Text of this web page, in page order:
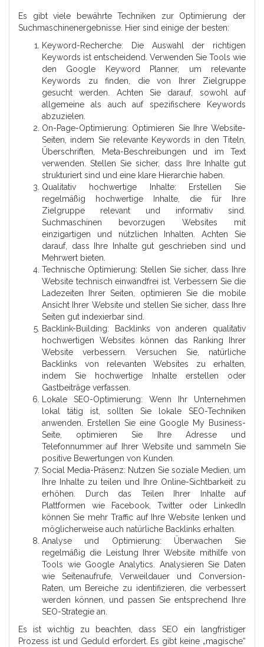
Es gibt viele bewährte Techniken zur Optimierung der
Suchmaschinenergebnisse. Hier sind einige der besten:
Keyword-Recherche: Die Auswahl der richtigen
Keywords ist entscheidend. Verwenden Sie Tools wie
den Google Keyword Planner, um relevante
Keywords zu finden, die von Ihrer Zielgruppe
gesucht werden. Achten Sie darauf, sowohl auf
allgemeine als auch auf spezifischere Keywords
abzuzielen.
On-Page-Optimierung: Optimieren Sie Ihre Website-
Seiten, indem Sie relevante Keywords in den Titeln,
Überschriften, Meta-Beschreibungen und im Text
verwenden. Stellen Sie sicher, dass Ihre Inhalte gut
strukturiert sind und eine klare Hierarchie haben.
Qualitativ hochwertige Inhalte: Erstellen Sie
regelmäßig hochwertige Inhalte, die für Ihre
Zielgruppe relevant und informativ sind.
Suchmaschinen bevorzugen Websites mit
einzigartigen und nützlichen Inhalten. Achten Sie
darauf, dass Ihre Inhalte gut geschrieben sind und
Mehrwert bieten.
Technische Optimierung: Stellen Sie sicher, dass Ihre
Website technisch einwandfrei ist. Verbessern Sie die
Ladezeiten Ihrer Seiten, optimieren Sie die mobile
Ansicht Ihrer Website und stellen Sie sicher, dass Ihre
Seiten gut indexierbar sind.
Backlink-Building: Backlinks von anderen qualitativ
hochwertigen Websites können das Ranking Ihrer
Website verbessern. Versuchen Sie, natürliche
Backlinks von relevanten Websites zu erhalten,
indem Sie hochwertige Inhalte erstellen oder
Gastbeiträge verfassen.
Lokale SEO-Optimierung: Wenn Ihr Unternehmen
lokal tätig ist, sollten Sie lokale SEO-Techniken
anwenden. Erstellen Sie eine Google My Business-
Seite, optimieren Sie Ihre Adresse und
Telefonnummer auf Ihrer Website und sammeln Sie
positive Bewertungen von Kunden.
Social Media-Präsenz: Nutzen Sie soziale Medien, um
Ihre Inhalte zu teilen und Ihre Online-Sichtbarkeit zu
erhöhen. Durch das Teilen Ihrer Inhalte auf
Plattformen wie Facebook, Twitter oder LinkedIn
können Sie mehr Traffic auf Ihre Website lenken und
möglicherweise auch natürliche Backlinks erhalten.
Analyse und Optimierung: Überwachen Sie
regelmäßig die Leistung Ihrer Website mithilfe von
Tools wie Google Analytics. Analysieren Sie Daten
wie Seitenaufrufe, Verweildauer und Conversion-
Raten, um Bereiche zu identifizieren, die verbessert
werden können, und passen Sie entsprechend Ihre
SEO-Strategie an.
Es ist wichtig zu beachten, dass SEO ein langfristiger
Prozess ist und Geduld erfordert. Es gibt keine „magische“